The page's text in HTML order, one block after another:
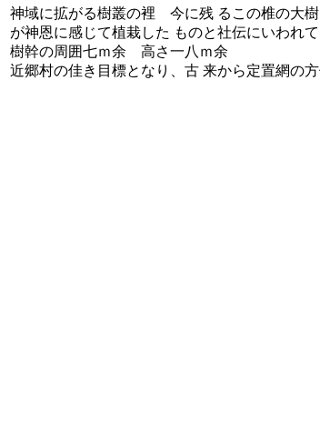
神域に拡がる樹叢の裡 今に残 るこの椎の大
が神恩に感じて植栽した ものと社伝にいわれ
樹幹の周囲七ｍ余 高さ一八ｍ余
近郷村の佳き目標となり、古 来から定置網の